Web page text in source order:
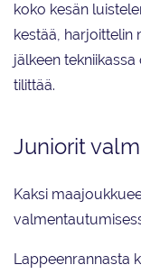
koko kesän
kestää, harjoittelin
jälkeen
tilittää.
Juniorit
Kaksi
Lappeenrannasta